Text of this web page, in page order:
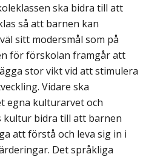
ska bidra till att
så att barnen kan
sitt modersmål som på
för förskolan framgår att
stor vikt vid att stimulera
Vidare ska
egna kulturarvet och
kultur bidra till att barnen
att förstå och leva sig in i
Det språkliga